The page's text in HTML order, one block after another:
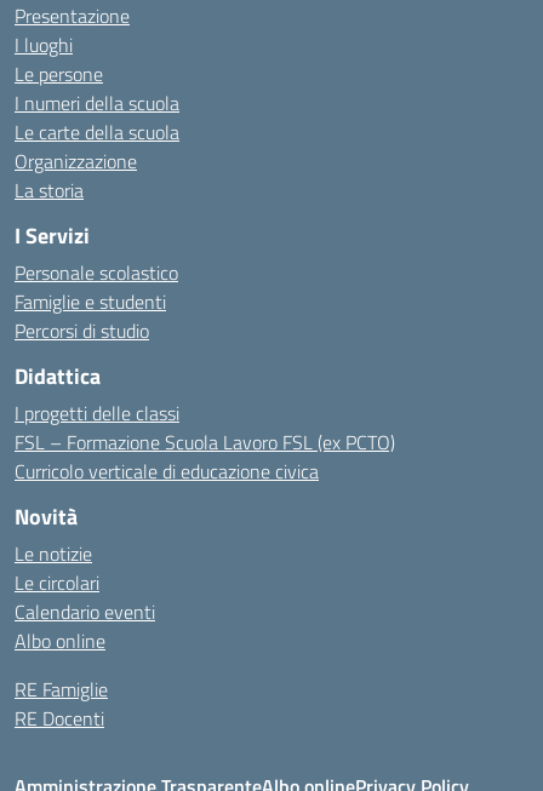
Presentazione
I luoghi
Le persone
I numeri della scuola
Le carte della scuola
Organizzazione
La storia
I Servizi
Personale scolastico
Famiglie e studenti
Percorsi di studio
Didattica
I progetti delle classi
FSL – Formazione Scuola Lavoro FSL (ex PCTO)
Curricolo verticale di educazione civica
Novità
Le notizie
Le circolari
Calendario eventi
Albo online
RE Famiglie
RE Docenti